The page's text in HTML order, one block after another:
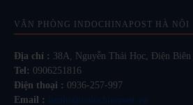
VĂN PHÒNG INDOCHINAPOST HÀ NỘI
Địa chỉ : 38A, Nguyễn Thái Học, Điện
Tel: 0906251816
Điện thoại : 0936-257-997
Email :
lienhe@indochinapost.vn